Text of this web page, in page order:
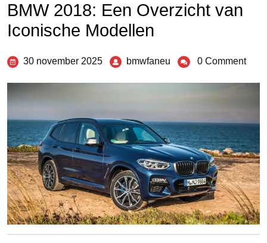
BMW 2018: Een Overzicht van
Iconische Modellen
30 november 2025 bmwfaneu 0 Comment